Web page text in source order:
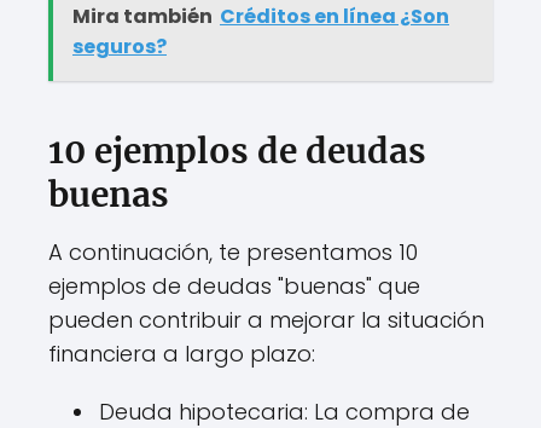
Mira también Créditos en línea ¿Son
seguros?
10 ejemplos de deudas
buenas
A continuación, te presentamos 10
ejemplos de deudas "buenas" que
pueden contribuir a mejorar la situación
financiera a largo plazo:
Deuda hipotecaria: La compra de